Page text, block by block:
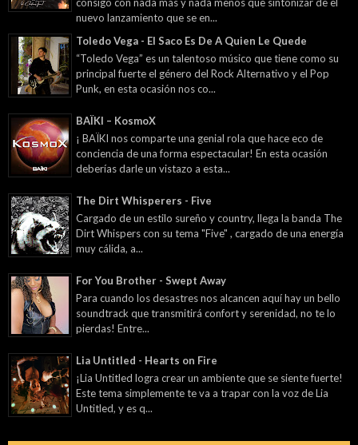
nuevo lanzamiento que se en...
Toledo Vega - El Saco Es De A Quien Le Quede
“Toledo Vega” es un talentoso músico que tiene como su
principal fuerte el género del Rock Alternativo y el Pop
Punk, en esta ocasión nos co...
BAÏKI – KosmoX
¡ BAÏKI nos comparte una genial rola que hace eco de
conciencia de una forma espectacular! En esta ocasión
deberías darle un vistazo a esta...
The Dirt Whisperers - Five
Cargado de un estilo sureño y country, llega la banda The
Dirt Whispers con su tema "Five" , cargado de una energía
muy cálida, a...
For You Brother - Swept Away
Para cuando los desastres nos alcancen aquí hay un bello
soundtrack que transmitirá confort y serenidad, no te lo
pierdas! Entre...
Lia Untitled - Hearts on Fire
¡Lia Untitled logra crear un ambiente que se siente fuerte!
Este tema simplemente te va a trapar con la voz de Lia
Untitled, y es q...